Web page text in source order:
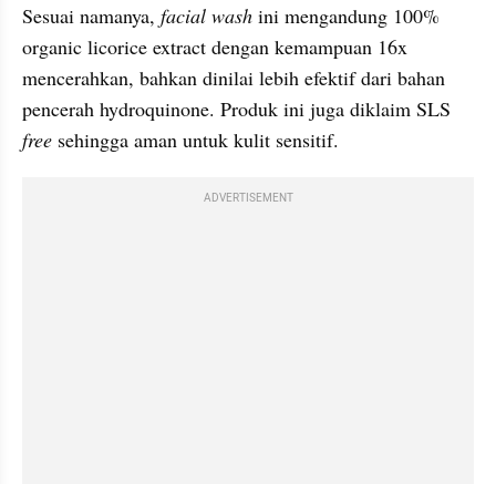
Sesuai namanya, facial wash ini mengandung 100%
organic licorice extract dengan kemampuan 16x
mencerahkan, bahkan dinilai lebih efektif dari bahan
free sehingga aman untuk kulit sensitif.
ADVERTISEMENT